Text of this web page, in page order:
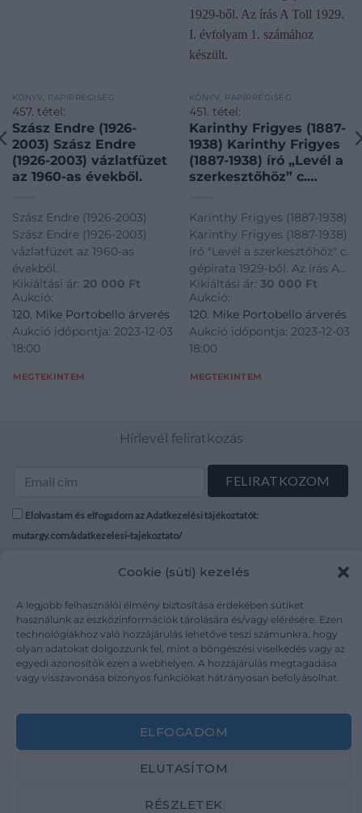
Cookie (süti) kezelés
A legjobb felhasználói élmény biztosítása érdekében sütiket
használunk az eszközinformációk tárolására és/vagy elérésére. Ezen
technológiákhoz való hozzájárulás lehetővé teszi számunkra, hogy
olyan adatokat dolgozzunk fel, mint a böngészési viselkedés vagy az
egyedi azonosítók ezen a webhelyen. A hozzájárulás megtagadása
vagy visszavonása bizonyos funkciókat hátrányosan befolyásolhat.
ELFOGADOM
ELUTASÍTOM
RÉSZLETEK
KÖNYV, PAPÍRRÉGISÉG
457. tétel:
Szász Endre (1926-
2003) Szász Endre
(1926-2003) vázlatfüzet
az 1960-as évekből.
Szász Endre (1926-2003)
Szász Endre (1926-2003)
vázlatfüzet az 1960-as
évekből.
Kikiáltási ár: 20 000 Ft
Aukció:
120. Mike Portobello árverés
Aukció időpontja: 2023-12-03
18:00
MEGTEKINTEM
KÖNYV, PAPÍRRÉGISÉG
451. tétel:
Karinthy Frigyes (1887-
1938) Karinthy Frigyes
(1887-1938) író „Levél a
szerkesztőhöz” c.
évfolyam 1. számához
készült.
Karinthy Frigyes (1887-1938)
Karinthy Frigyes (1887-1938)
író "Levél a szerkesztőhöz" c.
gépirata 1929-ből. Az írás A
Toll 1929. I. évfolyam 1.
számához készült.
Kikiáltási ár: 30 000 Ft
Aukció:
120. Mike Portobello árverés
Aukció időpontja: 2023-12-03
18:00
MEGTEKINTEM
Hírlevél feliratkozás
Elolvastam és elfogadom az Adatkezelési tájékoztatót:
mutargy.com/adatkezelesi-tajekoztato/
Karrier
Kapcsolat
Áraink
Adatvédelem
Impresszum